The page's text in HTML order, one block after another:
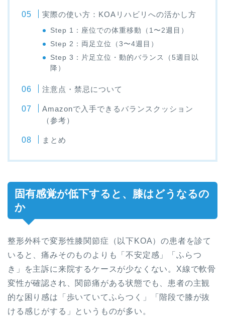
実際の使い方：KOAリハビリへの活かし方
Step 1：座位での体重移動（1〜2週目）
Step 2：両足立位（3〜4週目）
Step 3：片足立位・動的バランス（5週目以
降）
注意点・禁忌について
Amazonで入手できるバランスクッション
（参考）
まとめ
固有感覚が低下すると、膝はどうなるの
か
整形外科で変形性膝関節症（以下KOA）の患者を診て
いると、痛みそのものよりも「不安定感」「ふらつ
き」を主訴に来院するケースが少なくない。X線で軟骨
変性が確認され、関節痛がある状態でも、患者の主観
的な困り感は「歩いていてふらつく」「階段で膝が抜
ける感じがする」というものが多い。